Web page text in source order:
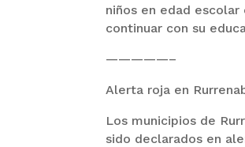
niños en edad
continuar con su
—————–
Alerta roja en
Los municipios de
sido declarados en